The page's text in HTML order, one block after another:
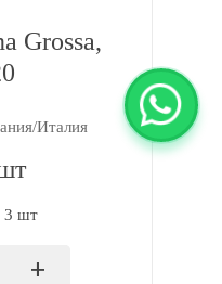
Grossa,
Италия
3 шт
+